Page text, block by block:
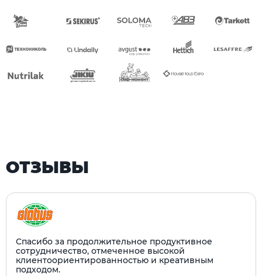
ОТЗЫВЫ
Спасибо за продолжительное продуктивное
сотрудничество, отмеченное высокой
клиентоориентированностью и креативным
подходом.